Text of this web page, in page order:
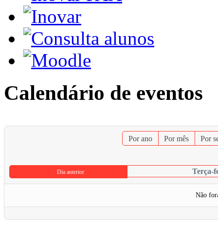
Calendário de eventos
Por ano Por mês Por
Dia anterior Terça-
Não